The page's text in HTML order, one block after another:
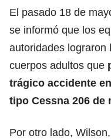
El pasado 18 de
se informó que los
autoridades lograron
cuerpos adultos que
trágico accidente
tipo Cessna 206 de
Por otro lado,